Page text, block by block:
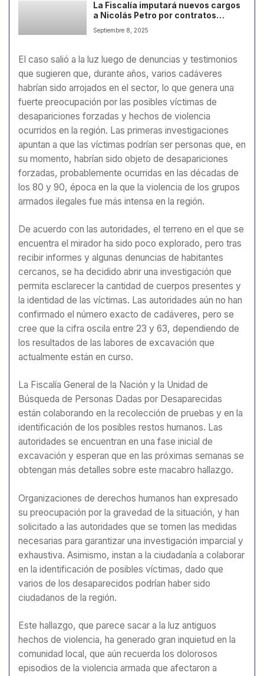
La Fiscalía imputará nuevos cargos
a Nicolás Petro por contratos
irregulares
Septiembre 8, 2025
El caso salió a la luz luego de denuncias y testimonios
que sugieren que, durante años, varios cadáveres
habrían sido arrojados en el sector, lo que genera una
fuerte preocupación por las posibles víctimas de
desapariciones forzadas y hechos de violencia
ocurridos en la región. Las primeras investigaciones
apuntan a que las víctimas podrían ser personas que, en
su momento, habrían sido objeto de desapariciones
forzadas, probablemente ocurridas en las décadas de
los 80 y 90, época en la que la violencia de los grupos
armados ilegales fue más intensa en la región.
De acuerdo con las autoridades, el terreno en el que se
encuentra el mirador ha sido poco explorado, pero tras
recibir informes y algunas denuncias de habitantes
cercanos, se ha decidido abrir una investigación que
permita esclarecer la cantidad de cuerpos presentes y
la identidad de las víctimas. Las autoridades aún no han
confirmado el número exacto de cadáveres, pero se
cree que la cifra oscila entre 23 y 63, dependiendo de
los resultados de las labores de excavación que
actualmente están en curso.
La Fiscalía General de la Nación y la Unidad de
Búsqueda de Personas Dadas por Desaparecidas
están colaborando en la recolección de pruebas y en la
identificación de los posibles restos humanos. Las
autoridades se encuentran en una fase inicial de
excavación y esperan que en las próximas semanas se
obtengan más detalles sobre este macabro hallazgo.
Organizaciones de derechos humanos han expresado
su preocupación por la gravedad de la situación, y han
solicitado a las autoridades que se tomen las medidas
necesarias para garantizar una investigación imparcial y
exhaustiva. Asimismo, instan a la ciudadanía a colaborar
en la identificación de posibles víctimas, dado que
varios de los desaparecidos podrían haber sido
ciudadanos de la región.
Este hallazgo, que parece sacar a la luz antiguos
hechos de violencia, ha generado gran inquietud en la
comunidad local, que aún recuerda los dolorosos
episodios de la violencia armada que afectaron a